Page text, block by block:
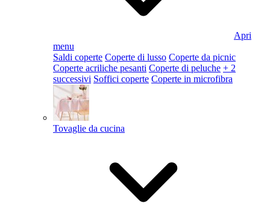
Apri
menu
Saldi coperte Coperte di lusso Coperte da picnic
Coperte acriliche pesanti Coperte di peluche + 2
successivi Soffici coperte Coperte in microfibra
Tovaglie da cucina